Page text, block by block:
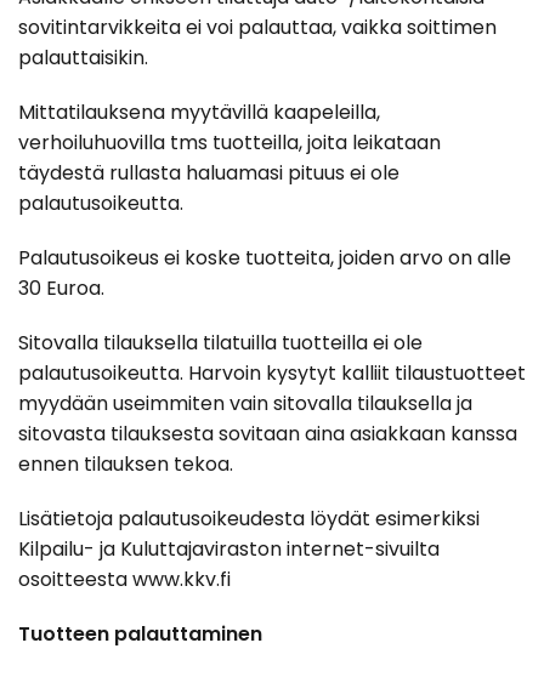
sovitintarvikkeita ei voi palauttaa, vaikka soittimen
palauttaisikin.
Mittatilauksena myytävillä kaapeleilla,
verhoiluhuovilla tms tuotteilla, joita leikataan
täydestä rullasta haluamasi pituus ei ole
palautusoikeutta.
Palautusoikeus ei koske tuotteita, joiden arvo on alle
30 Euroa.
Sitovalla tilauksella tilatuilla tuotteilla ei ole
palautusoikeutta. Harvoin kysytyt kalliit tilaustuotteet
myydään useimmiten vain sitovalla tilauksella ja
sitovasta tilauksesta sovitaan aina asiakkaan kanssa
ennen tilauksen tekoa.
Lisätietoja palautusoikeudesta löydät esimerkiksi
Kilpailu- ja Kuluttajaviraston internet-sivuilta
osoitteesta www.kkv.fi
Tuotteen palauttaminen